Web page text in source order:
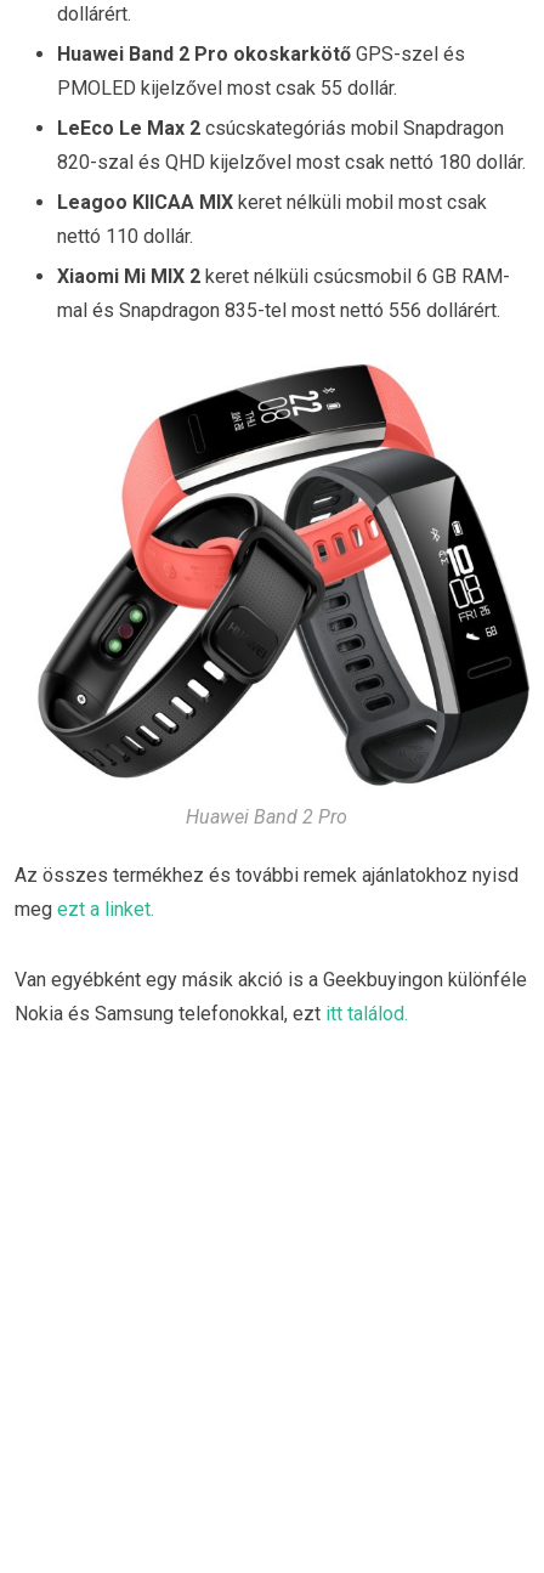
dollárért.
Huawei Band 2 Pro okoskarkötő GPS-szel és
PMOLED kijelzővel most csak 55 dollár.
LeEco Le Max 2 csúcskategóriás mobil Snapdragon
820-szal és QHD kijelzővel most csak nettó 180 dollár.
Leagoo KIICAA MIX keret nélküli mobil most csak
nettó 110 dollár.
Xiaomi Mi MIX 2 keret nélküli csúcsmobil 6 GB RAM-
mal és Snapdragon 835-tel most nettó 556 dollárért.
Huawei Band 2 Pro
Az összes termékhez és további remek ajánlatokhoz nyisd
meg ezt a linket.
Van egyébként egy másik akció is a Geekbuyingon különféle
Nokia és Samsung telefonokkal, ezt itt találod.